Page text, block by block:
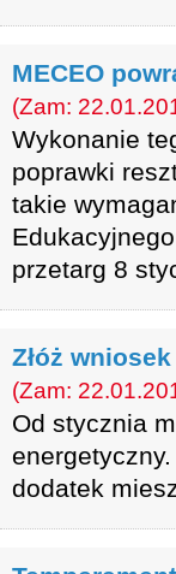
MECEO
(Zam:
Wykonanie
poprawki
takie
przetarg 8
Złóż
(Zam:
Od stycznia
dodatek